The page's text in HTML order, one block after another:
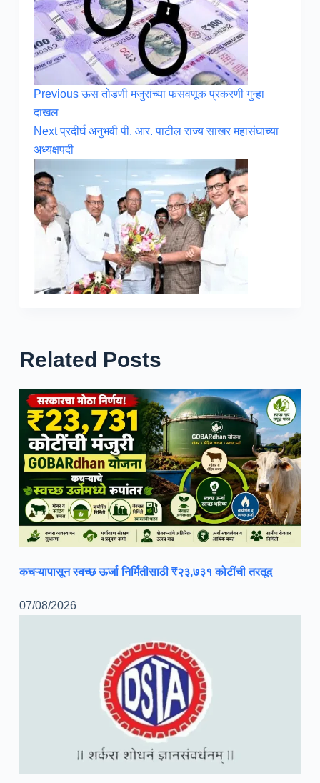
Previousऊस तोडणी मजुरांच्या फसवणूक प्रकरणी गुन्हा
दाखल
Nextप्रदीर्घ अनुभवी पी. आर. पाटील राज्य साखर महासंघाच्या
अध्यक्षपदी
Related Posts
कचऱ्यापासून स्वच्छ ऊर्जा निर्मितीसाठी ₹२३,७३१ कोटींची तरतूद
07/08/2026